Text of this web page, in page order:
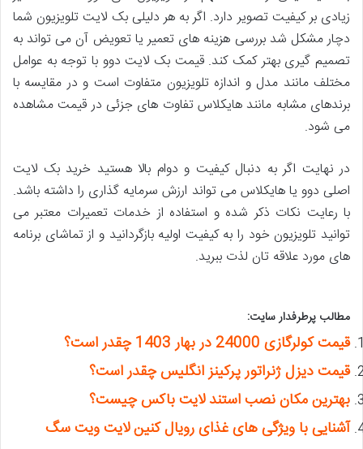
زیادی بر کیفیت تصویر دارد. اگر به هر دلیلی بک لایت تلویزیون شما
دچار مشکل شد بررسی هزینه های تعمیر یا تعویض آن می تواند به
تصمیم گیری بهتر کمک کند. قیمت بک لایت دوو با توجه به عوامل
مختلف مانند مدل و اندازه تلویزیون متفاوت است و در مقایسه با
برندهای مشابه مانند هایکلاس تفاوت های جزئی در قیمت مشاهده
می شود.
در نهایت اگر به دنبال کیفیت و دوام بالا هستید خرید بک لایت
اصلی دوو یا هایکلاس می تواند ارزش سرمایه گذاری را داشته باشد.
با رعایت نکات ذکر شده و استفاده از خدمات تعمیرات معتبر می
توانید تلویزیون خود را به کیفیت اولیه بازگردانید و از تماشای برنامه
های مورد علاقه تان لذت ببرید.
مطالب پرطرفدار سایت:
قیمت کولرگازی 24000 در بهار 1403 چقدر است؟
قیمت دیزل ژنراتور پرکینز انگلیس چقدر است؟
بهترین مکان نصب استند لایت باکس چیست؟
آشنایی با ویژگی های غذای رویال کنین لایت ویت سگ